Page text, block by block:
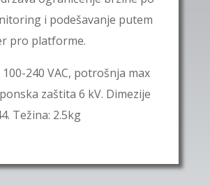
i podešavanje putem
pro platforme.
240 VAC, potrošnja max
zaštita 6 kV. Dimezije
Težina: 2.5kg